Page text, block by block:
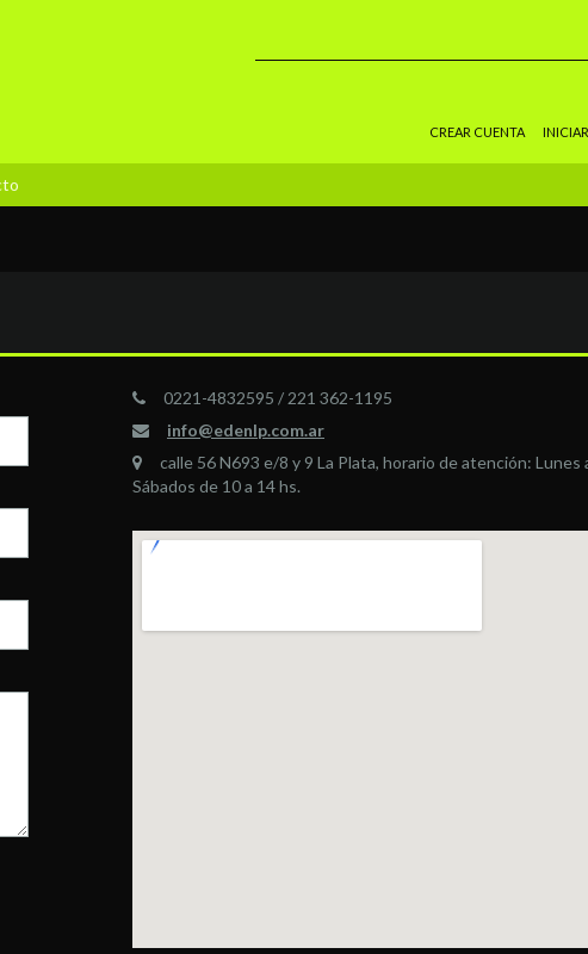
CREAR CUENTA
0221-4832595 / 221 362-1195
info@edenlp.com.ar
calle 56 N693 e/8 y 9 La Plata, horario de atención:
Sábados de 10 a 14 hs.